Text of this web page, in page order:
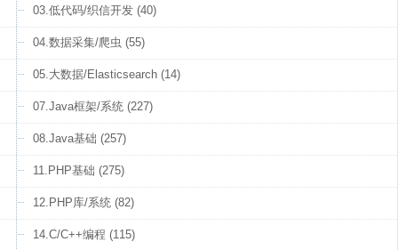
03.低代码/织信开发 (40)
04.数据采集/爬虫 (55)
05.大数据/Elasticsearch (14)
07.Java框架/系统 (227)
08.Java基础 (257)
11.PHP基础 (275)
12.PHP库/系统 (82)
14.C/C++编程 (115)